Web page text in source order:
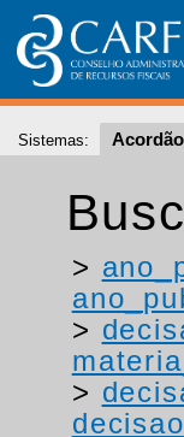
Sistemas:
>
>
>